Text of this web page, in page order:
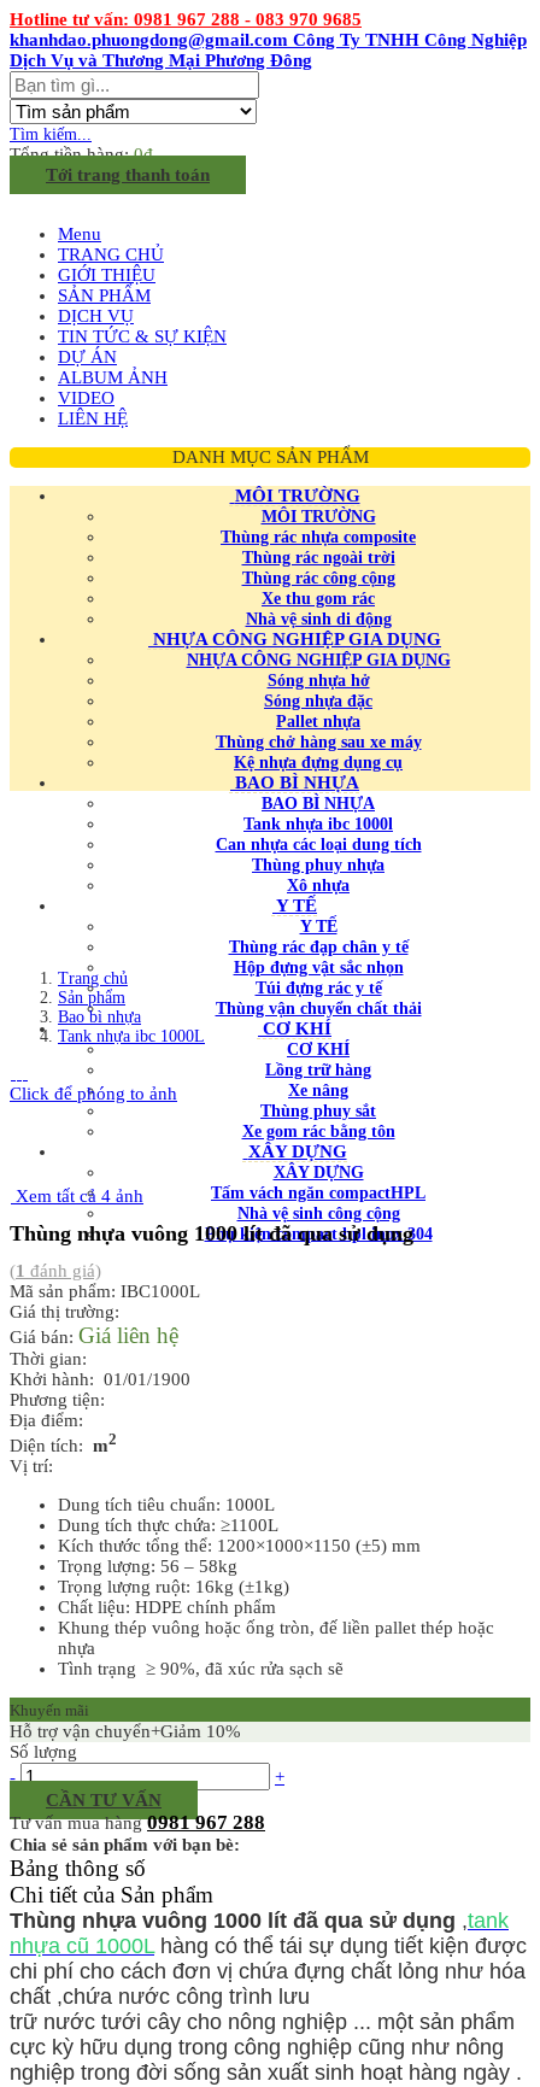
Hotline tư vấn: 0981 967 288 - 083 970 9685
khanhdao.phuongdong@gmail.com Công Ty TNHH Công Nghiệp
Dịch Vụ và Thương Mại Phương Đông
Tìm kiếm...
Tổng tiền hàng:0đ
Tới trang thanh toán
Menu
TRANG CHỦ
GIỚI THIỆU
SẢN PHẨM
DỊCH VỤ
TIN TỨC & SỰ KIỆN
DỰ ÁN
ALBUM ẢNH
VIDEO
LIÊN HỆ
DANH MỤC SẢN PHẨM
MÔI TRƯỜNG
MÔI TRƯỜNG
Thùng rác nhựa composite
Thùng rác ngoài trời
Thùng rác công cộng
Xe thu gom rác
Nhà vệ sinh di động
NHỰA CÔNG NGHIỆP GIA DỤNG
NHỰA CÔNG NGHIỆP GIA DỤNG
Sóng nhựa hở
Sóng nhựa đặc
Pallet nhựa
Thùng chở hàng sau xe máy
Kệ nhựa đựng dụng cụ
BAO BÌ NHỰA
BAO BÌ NHỰA
Tank nhựa ibc 1000l
Can nhựa các loại dung tích
Thùng phuy nhựa
Xô nhựa
Y TẾ
Y TẾ
Thùng rác đạp chân y tế
Hộp đựng vật sắc nhọn
Túi đựng rác y tế
Thùng vận chuyển chất thải
CƠ KHÍ
CƠ KHÍ
Lồng trữ hàng
Xe nâng
Thùng phuy sắt
Xe gom rác bằng tôn
XÂY DỰNG
XÂY DỰNG
Tấm vách ngăn compactHPL
Nhà vệ sinh công cộng
Phụ kiện compact hpl inox 304
Trang chủ
Sản phẩm
Bao bì nhựa
Tank nhựa ibc 1000L
Click để phóng to ảnh
Xem tất cả 4 ảnh
Thùng nhựa vuông 1000 lít đã qua sử dụng
(1 đánh giá)
Mã sản phẩm: IBC1000L
Giá thị trường:
Giá bán: Giá liên hệ
Thời gian:
Khởi hành: 01/01/1900
Phương tiện:
Địa điểm:
Diện tích: m2
Vị trí:
Dung tích tiêu chuẩn: 1000L
Dung tích thực chứa: ≥1100L
Kích thước tổng thể: 1200×1000×1150 (±5) mm
Trọng lượng: 56 – 58kg
Trọng lượng ruột: 16kg (±1kg)
Chất liệu: HDPE chính phẩm
Khung thép vuông hoặc ống tròn, đế liền pallet thép hoặc
nhựa
Tình trạng ≥ 90%, đã xúc rửa sạch sẽ
Khuyến mãi
Hỗ trợ vận chuyển+Giảm 10%
Số lượng
-
+
CẦN TƯ VẤN
Tư vấn mua hàng 0981 967 288
Chia sẻ sản phẩm với bạn bè:
Bảng thông số
Chi tiết của Sản phẩm
Thùng nhựa vuông 1000 lít đã qua sử dụng ,tank
nhựa cũ 1000Lhàng có thể tái sự dụng tiết kiện được
chi phí cho cách đơn vị chứa đựng chất lỏng như hóa
chất ,chứa nước công trình lưu
trữ nước tưới cây cho nông nghiệp ... một sản phẩm
cực kỳ hữu dụng trong công nghiệp cũng như nông
nghiệp trong đời sống sản xuất sinh hoạt hàng ngày .